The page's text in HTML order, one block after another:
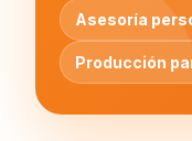
Asesoría
Producción